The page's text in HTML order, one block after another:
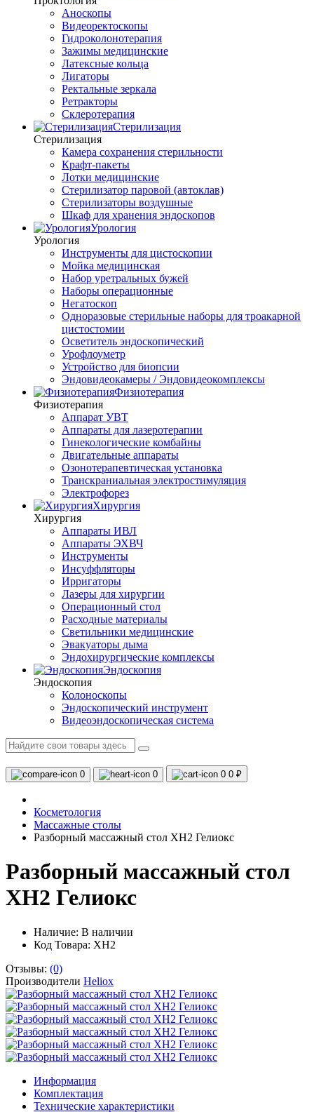
Аноскопы
Видеоректоскопы
Гидроколонотерапия
Зажимы медицинские
Латексные кольца
Лигаторы
Ректальные зеркала
Ретракторы
Склеротерапия
Стерилизация
Стерилизация
Камера сохранения стерильности
Крафт-пакеты
Лотки медицинские
Стерилизатор паровой (автоклав)
Стерилизаторы воздушные
Шкаф для хранения эндоскопов
Урология
Урология
Инструменты для цистоскопии
Мойка медицинская
Набор уретральных бужей
Наборы операционные
Негатоскоп
Одноразовые стерильные наборы для троакарной
цистостомии
Осветитель эндоскопический
Урофлоуметр
Устройство для биопсии
Эндовидеокамеры / Эндовидеокомплексы
Физиотерапия
Физиотерапия
Аппарат УВТ
Аппараты для лазеротерапии
Гинекологические комбайны
Двигательные аппараты
Озонотерапевтическая установка
Транскраниальная электростимуляция
Электрофорез
Хирургия
Хирургия
Аппараты ИВЛ
Аппараты ЭХВЧ
Инструменты
Инсуффляторы
Ирригаторы
Лазеры для хирургии
Операционный стол
Расходные материалы
Светильники медицинские
Эвакуаторы дыма
Эндохирургические комплексы
Эндоскопия
Эндоскопия
Колоноскопы
Эндоскопический инструмент
Видеоэндоскопическая система
0 0 0 0 ₽
Косметология
Массажные столы
Разборный массажный стол ХH2 Гелиокс
Разборный массажный стол
ХH2 Гелиокс
Наличие: В наличии
Код Товара: ХH2
Отзывы: (0)
Производители Heliox
Информация
Комплектация
Технические характеристики